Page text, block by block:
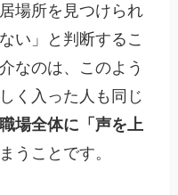
場所を見つけられ
い」と判断するこ
なのは、このよう
く入った人も同じ
職場全体に「声を上
うことです。